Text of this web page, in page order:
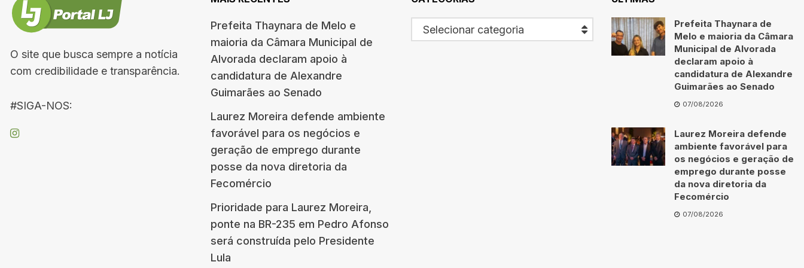
O site que busca sempre a notícia
com credibilidade e transparência.
#SIGA-NOS:
Prefeita Thaynara de Melo e
maioria da Câmara Municipal de
Alvorada declaram apoio à
candidatura de Alexandre
Guimarães ao Senado
Laurez Moreira defende ambiente
favorável para os negócios e
geração de emprego durante
posse da nova diretoria da
Fecomércio
Prioridade para Laurez Moreira,
ponte na BR-235 em Pedro Afonso
será construída pelo Presidente
Lula
Selecionar categoria
Prefeita Thaynara de
Melo e maioria da Câmara
Municipal de Alvorada
declaram apoio à
candidatura de Alexandre
Guimarães ao Senado
07/08/2026
Laurez Moreira defende
ambiente favorável para
os negócios e geração de
emprego durante posse
da nova diretoria da
Fecomércio
07/08/2026